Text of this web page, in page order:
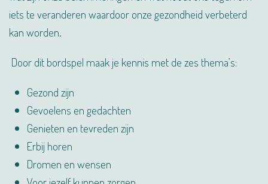
iets te veranderen waardoor onze gezondheid verbeterd
kan worden.
Door dit bordspel maak je kennis met de zes thema’s:
Gezond zijn
Gevoelens en gedachten
Genieten en tevreden zijn
Erbij horen
Dromen en wensen